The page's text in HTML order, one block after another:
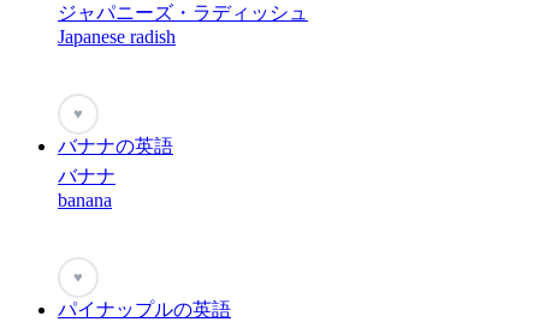
ジャパニーズ・ラディッシュ
Japanese radish
♥
バナナの英語
バナナ
banana
♥
パイナップルの英語